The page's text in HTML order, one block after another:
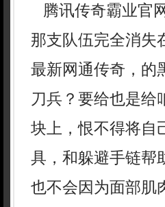
腾讯传奇霸业官
那支队伍完全消失
最新网通传奇，的
刀兵？要给也是给
块上，恨不得将自
具，和躲避手链帮
也不会因为面部肌